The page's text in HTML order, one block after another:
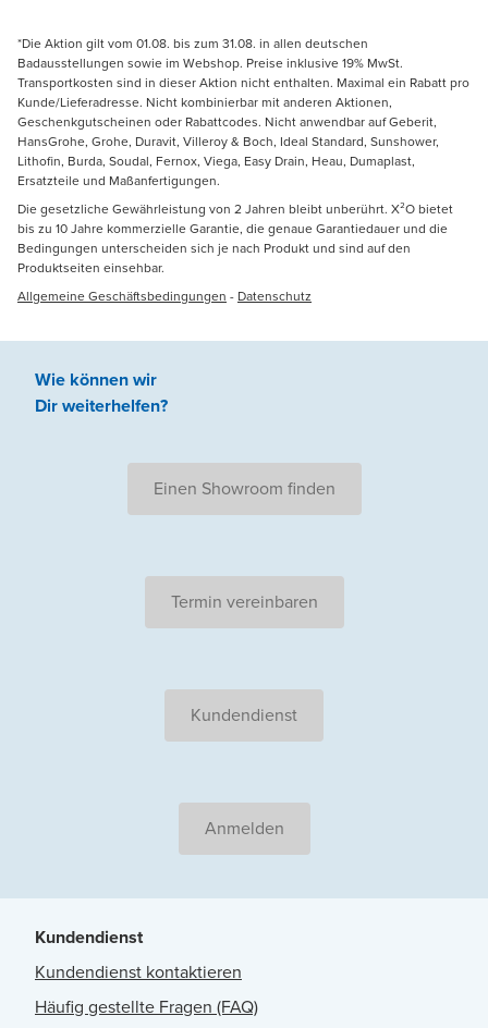
*Die Aktion gilt vom 01.08. bis zum 31.08. in allen deutschen
Badausstellungen sowie im Webshop. Preise inklusive 19% MwSt.
Transportkosten sind in dieser Aktion nicht enthalten. Maximal ein Rabatt pro
Kunde/Lieferadresse. Nicht kombinierbar mit anderen Aktionen,
Geschenkgutscheinen oder Rabattcodes. Nicht anwendbar auf Geberit,
HansGrohe, Grohe, Duravit, Villeroy & Boch, Ideal Standard, Sunshower,
Lithofin, Burda, Soudal, Fernox, Viega, Easy Drain, Heau, Dumaplast,
Ersatzteile und Maßanfertigungen.
Die gesetzliche Gewährleistung von 2 Jahren bleibt unberührt. X²O bietet
bis zu 10 Jahre kommerzielle Garantie, die genaue Garantiedauer und die
Bedingungen unterscheiden sich je nach Produkt und sind auf den
Produktseiten einsehbar.
Allgemeine Geschäftsbedingungen - Datenschutz
Wie können wir
Dir weiterhelfen?
Einen Showroom finden
Termin vereinbaren
Kundendienst
Anmelden
Kundendienst
Kundendienst kontaktieren
Häufig gestellte Fragen (FAQ)